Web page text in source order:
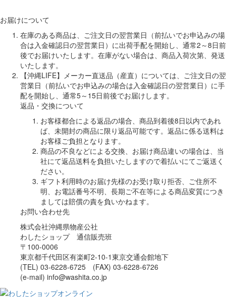
お届けについて
在庫のある商品は、ご注文日の翌営業日（前払いでお申込みの場
合は入金確認日の翌営業日）に出荷手配を開始し、通常2～8日前
後でお届けいたします。在庫がない場合は、商品入荷次第、発送
いたします。
【沖縄LIFE】メーカー直送品（産直）については、ご注文日の翌
営業日（前払いでお申込みの場合は入金確認日の翌営業日）に手
配を開始し、通常5～15日前後でお届けします。
返品・交換について
お客様都合による返品の場合、商品到着後8日以内であれ
ば、未開封の商品に限り返品可能です。返品に係る送料は
お客様ご負担となります。
商品の不良などによる交換、お届け商品違いの場合は、当
社にて返品送料を負担いたしますので着払いにてご返送く
ださい。
ギフト利用時のお届け先様のお受け取り拒否、ご住所不
明、お電話番号不明、長期ご不在等による商品変質につき
ましては賠償の責を負いかねます。
お問い合わせ先
株式会社沖縄県物産公社
わしたショップ 通信販売班
〒100-0006
東京都千代田区有楽町2-10-1東京交通会館地下
(TEL) 03-6228-6725 (FAX) 03-6228-6726
(e-mail) info@washita.co.jp